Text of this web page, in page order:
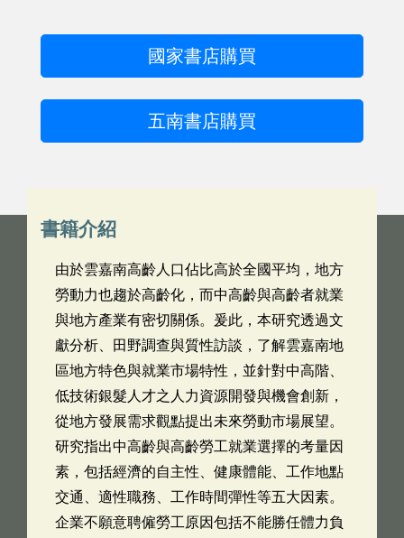
國家書店購買
五南書店購買
書籍介紹
由於雲嘉南高齡人口佔比高於全國平均，地方
勞動力也趨於高齡化，而中高齡與高齡者就業
與地方產業有密切關係。爰此，本研究透過文
獻分析、田野調查與質性訪談，了解雲嘉南地
區地方特色與就業市場特性，並針對中高階、
低技術銀髮人才之人力資源開發與機會創新，
從地方發展需求觀點提出未來勞動市場展望。
研究指出中高齡與高齡勞工就業選擇的考量因
素，包括經濟的自主性、健康體能、工作地點
交通、適性職務、工作時間彈性等五大因素。
企業不願意聘僱勞工原因包括不能勝任體力負